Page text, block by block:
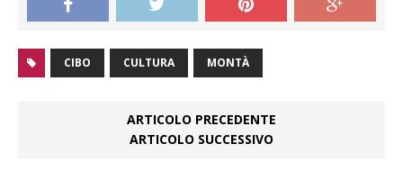
CIBO CULTURA MONTÀ
ARTICOLO PRECEDENTE
ARTICOLO SUCCESSIVO